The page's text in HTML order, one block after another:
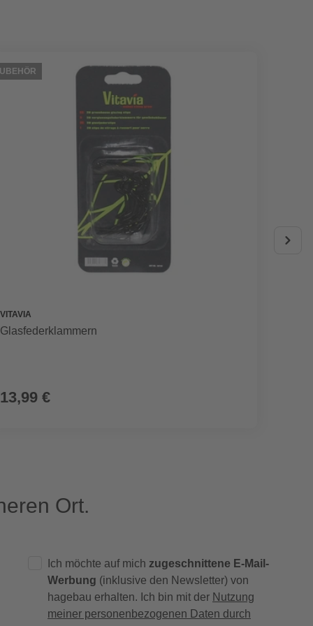
VITAVIA
Glasfederklammern
13,99 €
Ort.
Ich möchte auf mich zugeschnittene E-Mail-
Werbung (inklusive den Newsletter) von
hagebau erhalten. Ich bin mit der Nutzung
meiner personenbezogenen Daten durch